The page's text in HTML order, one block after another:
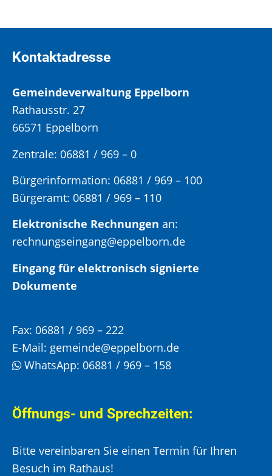
Kontaktadresse
Gemeindeverwaltung Eppelborn
Rathausstr. 27
66571 Eppelborn
Zentrale: 06881 / 969 – 0
Bürgerinformation: 06881 / 969 – 100
Bürgeramt: 06881 / 969 – 110
Elektronische Rechnungen an:
rechnungseingang@eppelborn.de
Eingang für elektronisch signierte
Dokumente
Fax: 06881 / 969 – 222
E-Mail: gemeinde@eppelborn.de
WhatsApp: 06881 / 969 – 158
Öffnungs- und Sprechzeiten:
Bitte vereinbaren Sie einen Termin für Ihren
Besuch im Rathaus!